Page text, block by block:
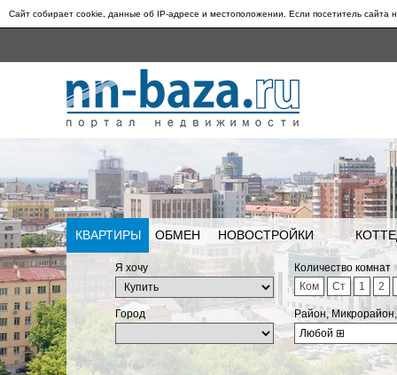
Сайт собирает cookie, данные об IP-адресе и местоположении. Если посетитель сайта
КВАРТИРЫ ОБМЕН НОВОСТРОЙКИ
Я хочу
Количество комнат
Ком
Ст 1 2
Город
Район,
Любой ⊞